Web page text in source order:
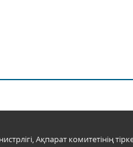
Ақпарат комитетінің